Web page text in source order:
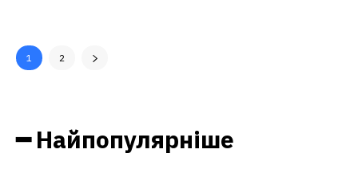
1 2
━ Найпопулярніше